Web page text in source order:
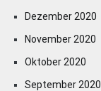
Dezember 2020
November 2020
Oktober 2020
September 2020